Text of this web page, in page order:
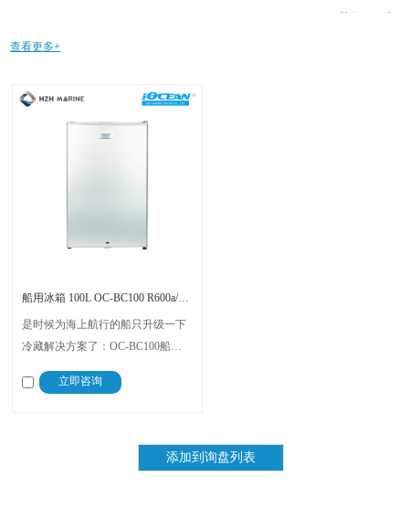
箱服务感兴趣，可以现在咨询我们，我们会及时给您回复!
查看更多+
船用冰箱 100L OC-BC100 R600a/23g
是时候为海上航行的船只升级一下
冷藏解决方案了：OC-BC100船用
R600a制冷剂，仅含23g，不仅高效
立即咨询